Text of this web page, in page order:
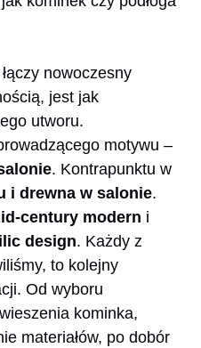
nowoczesny
jest jak
utworu.
motywu –
. Kontrapunktu w
i drewna w salonie.
century modern i
design. Każdy z
to kolejny
Od wyboru
kominka,
materiałów, po dobór